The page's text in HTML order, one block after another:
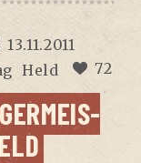
13.11.2011
Held 72